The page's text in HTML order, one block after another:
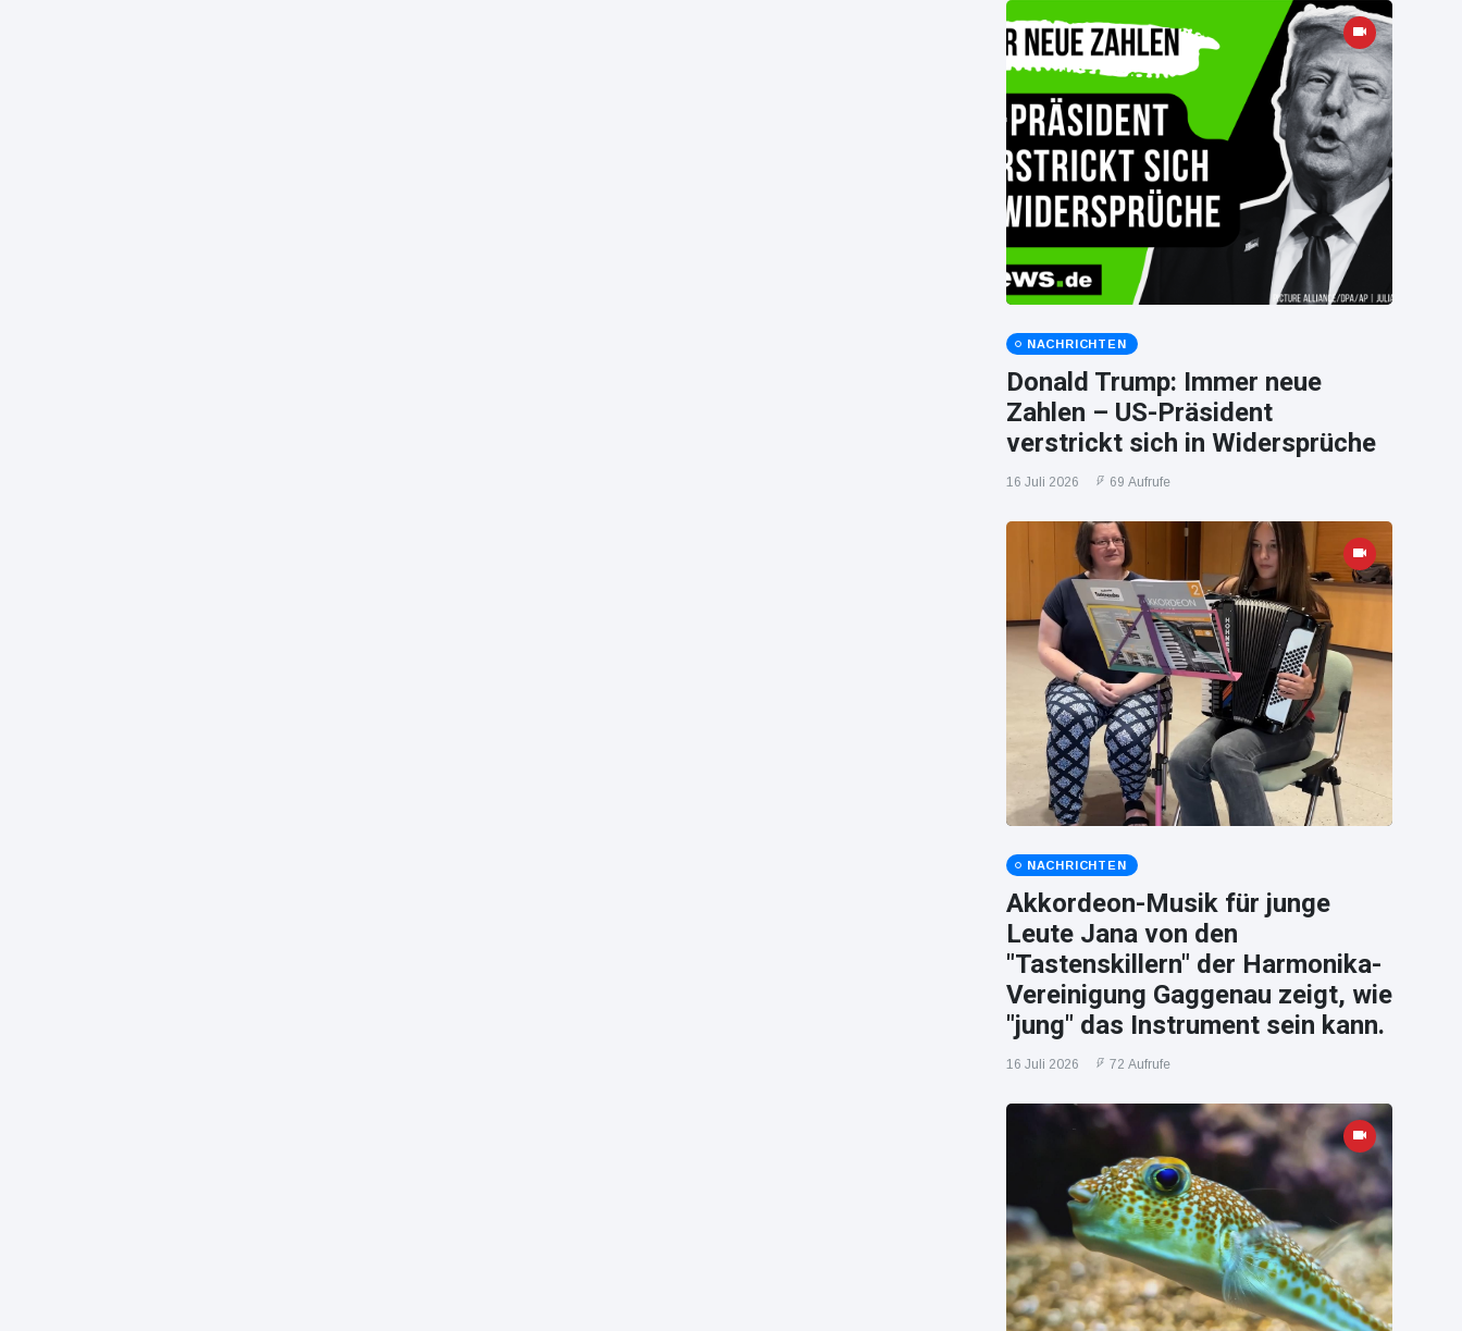
NACHRICHTEN
Donald Trump: Immer neue
Zahlen – US-Präsident
verstrickt sich in Widersprüche
16 Juli 2026 69 Aufrufe
NACHRICHTEN
Akkordeon-Musik für junge
Leute Jana von den
"Tastenskillern" der Harmonika-
Vereinigung Gaggenau zeigt, wie
"jung" das Instrument sein kann.
16 Juli 2026 72 Aufrufe